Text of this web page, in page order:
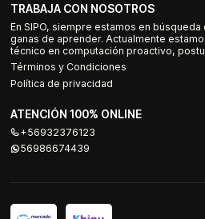
TRABAJA CON NOSOTROS
En SIPO, siempre estamos en
ganas de aprender. Actualmente
técnico en computación proactivo,
Términos y Condiciones
Política de privacidad
ATENCIÓN 100% ONLINE
+56932376123
56986674439